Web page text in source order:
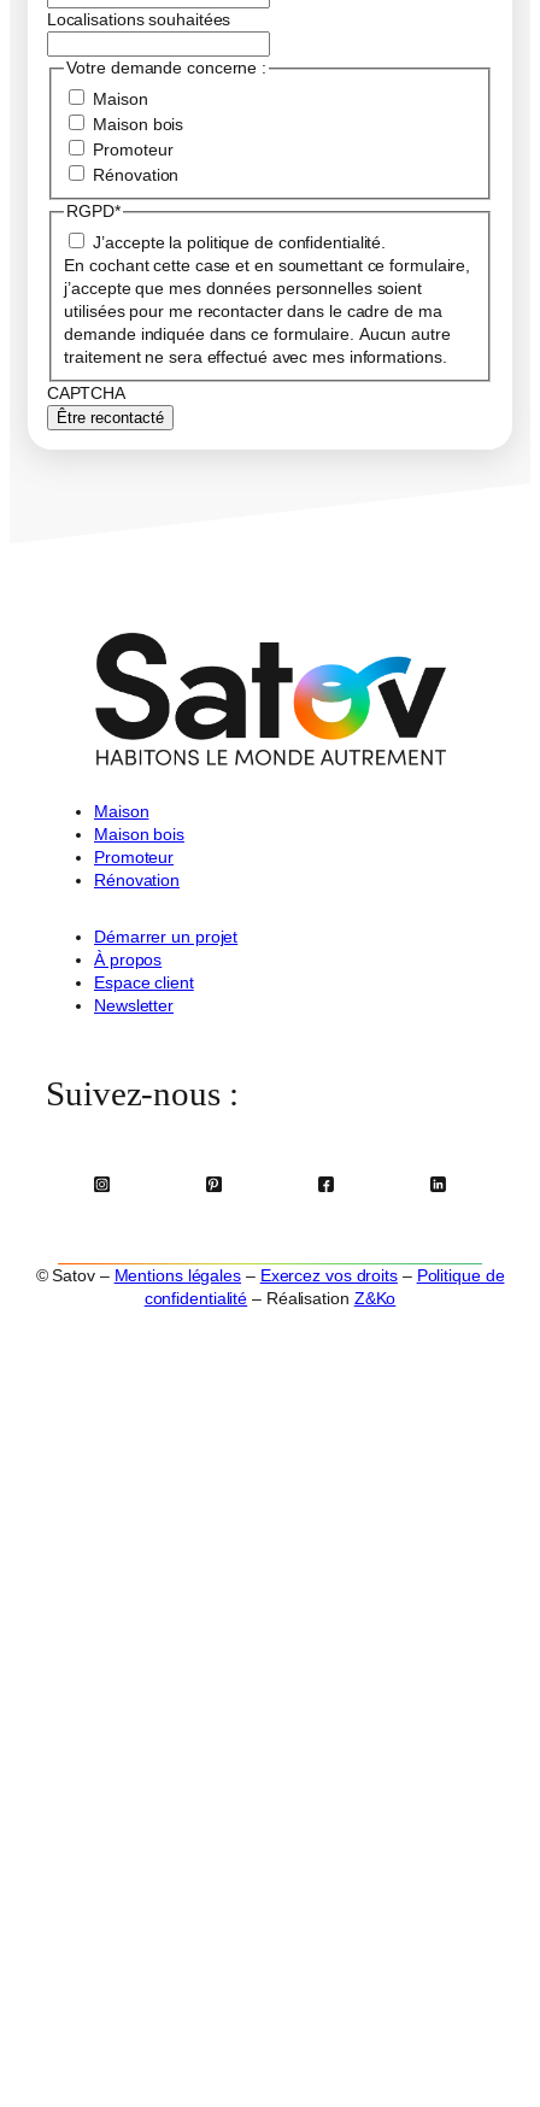
Localisations souhaitées
Votre demande concerne :
Maison
Maison bois
Promoteur
Rénovation
RGPD*
J’accepte la politique de confidentialité.
En cochant cette case et en soumettant ce formulaire,
j’accepte que mes données personnelles soient
utilisées pour me recontacter dans le cadre de ma
demande indiquée dans ce formulaire. Aucun autre
traitement ne sera effectué avec mes informations.
CAPTCHA
Maison
Maison bois
Promoteur
Rénovation
Démarrer un projet
À propos
Espace client
Newsletter
Suivez-nous :
© Satov – Mentions légales – Exercez vos droits– Politique de
confidentialité – Réalisation Z&Ko